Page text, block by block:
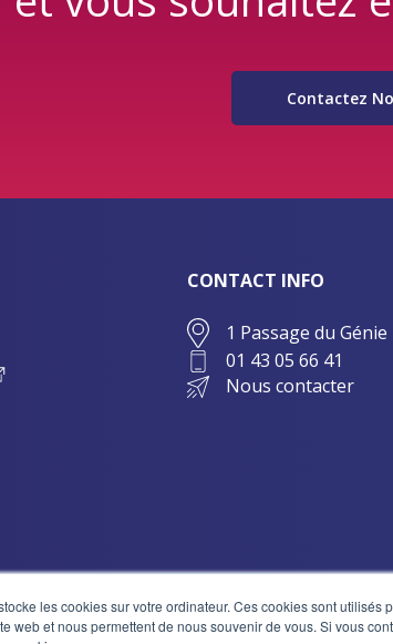
les cookies sur votre ordinateur. Ces cookies sont
web et nous permettent de nous souvenir de vous. Si vous
Contactez
CONTACT INFO
1 Passage du
01 43 05 66 41
Nous contacter